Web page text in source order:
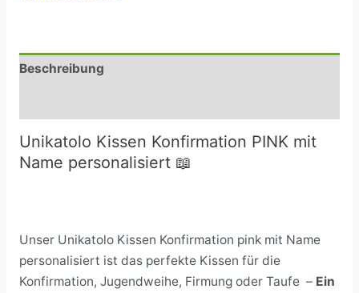
Beschreibung
Unikatolo Kissen Konfirmation PINK mit
Name personalisiert 📖
Unser Unikatolo Kissen Konfirmation pink mit Name
personalisiert ist das perfekte Kissen für die
Konfirmation, Jugendweihe, Firmung oder Taufe – Ein